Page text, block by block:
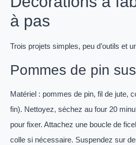
à pas
Trois projets simples, peu d’outils et
Pommes de pin
Matériel : pommes de pin, fil de jute,
fin). Nettoyez, séchez au four 20
pour fixer. Attachez une boucle de
colle si nécessaire. Suspendez sur